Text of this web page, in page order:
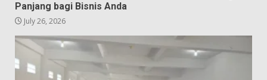
Panjang bagi Bisnis Anda
July 26, 2026